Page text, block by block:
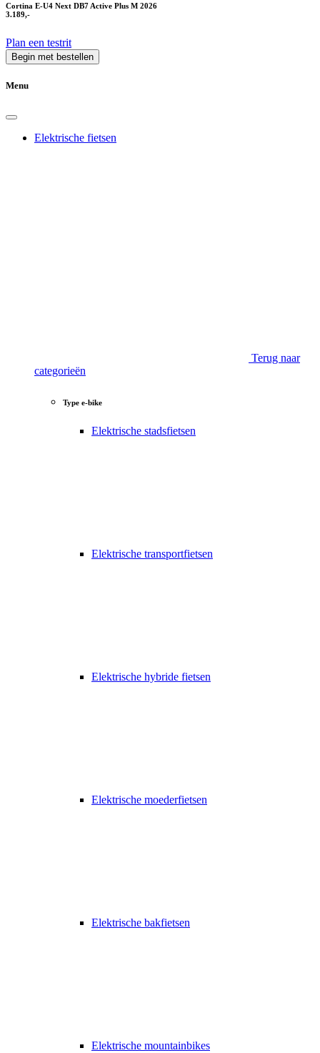
Cortina E-U4 Next DB7 Active Plus M 2026
3.189,-
Plan een testrit
Begin met bestellen
Menu
Elektrische fietsen
Terug naar
categorieën
Type e-bike
Elektrische stadsfietsen
Elektrische transportfietsen
Elektrische hybride fietsen
Elektrische moederfietsen
Elektrische bakfietsen
Elektrische mountainbikes